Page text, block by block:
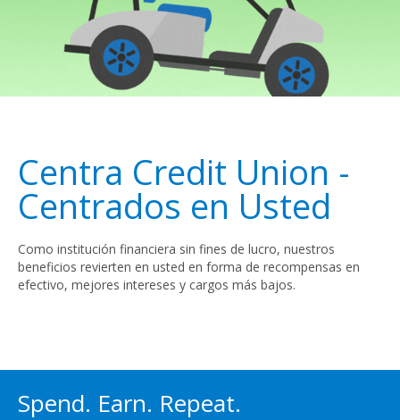
Centra Credit Union -
Centrados en Usted
Como institución financiera sin fines de lucro, nuestros
beneficios revierten en usted en forma de recompensas en
efectivo, mejores intereses y cargos más bajos.
Spend. Earn. Repeat.